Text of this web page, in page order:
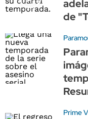
de
Prime